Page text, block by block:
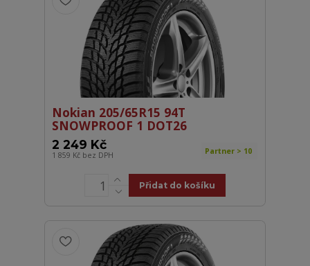
Nokian 205/65R15 94T
SNOWPROOF 1 DOT26
2 249 Kč
1 859 Kč bez DPH Partner > 10
Přidat do košíku